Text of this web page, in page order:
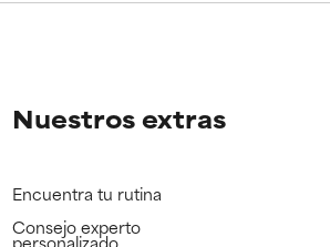
Nuestros extras
Encuentra tu rutina
Consejo experto